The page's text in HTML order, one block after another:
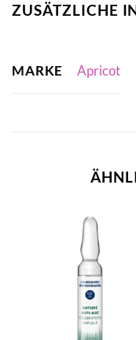
ZUSÄTZLICHE
MARKE Apricot